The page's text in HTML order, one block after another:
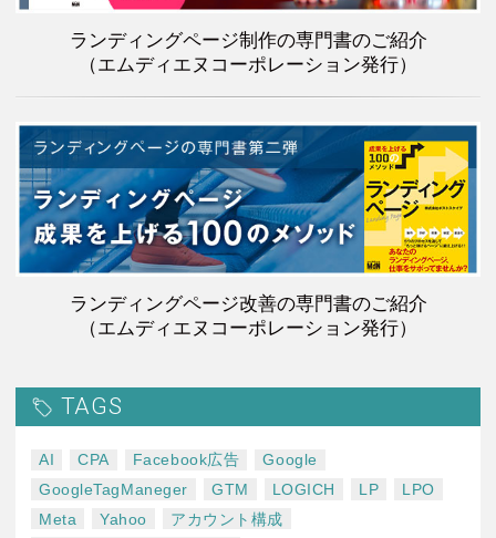
ランディングページ制作の専門書のご紹介
（エムディエヌコーポレーション発行）
ランディングページ改善の専門書のご紹介
（エムディエヌコーポレーション発行）
TAGS
AI CPA Facebook広告
Google
GoogleTagManeger
GTM LOGICH LP
LPO
Meta
Yahoo
アカウント構成